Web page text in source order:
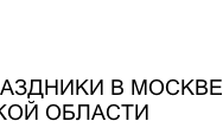
В МОСКВЕ
ОБЛАСТИ